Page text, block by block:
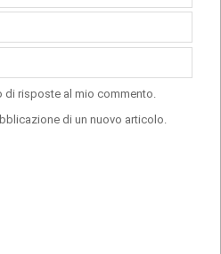
di risposte al mio commento.
di un nuovo articolo.